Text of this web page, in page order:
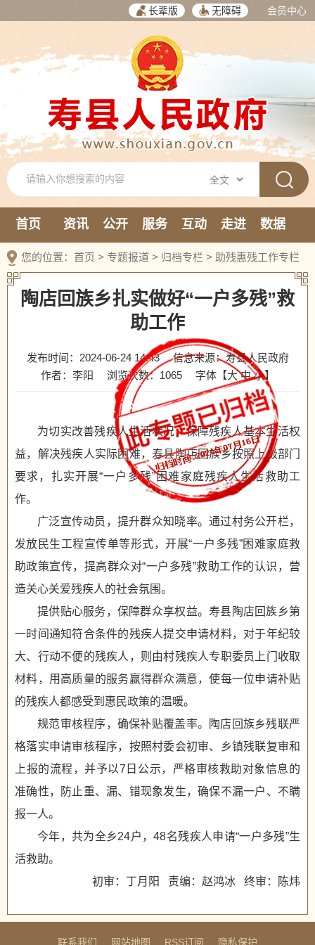
长辈版 无障碍 会员中心
首页 资讯 公开 服务 互动 走进
数据
新媒体
您的位置： 首页 > 专题报道 > 归档专栏 > 助残惠残工作专栏
陶店回族乡扎实做好“一户多残”救
助工作
发布时间：2024-06-24 14:43
信息来源：寿县人民政府
作者：李阳
浏览次数： 1065 字体【大 中 小】
为切实改善残疾人生活状况，保障残疾人基本生活权
益，解决残疾人实际困难，寿县陶店回族乡按照上级部门
要求，扎实开展“一户多残”困难家庭残疾人生活救助工
作。
广泛宣传动员，提升群众知晓率。通过村务公开栏，
发放民生工程宣传单等形式，开展“一户多残”困难家庭救
助政策宣传，提高群众对“一户多残”救助工作的认识，营
造关心关爱残疾人的社会氛围。
提供贴心服务，保障群众享权益。寿县陶店回族乡第
一时间通知符合条件的残疾人提交申请材料，对于年纪较
大、行动不便的残疾人，则由村残疾人专职委员上门收取
材料，用高质量的服务赢得群众满意，使每一位申请补贴
的残疾人都感受到惠民政策的温暖。
规范审核程序，确保补贴覆盖率。陶店回族乡残联严
格落实申请审核程序，按照村委会初审、乡镇残联复审和
上报的流程，并予以7日公示，严格审核救助对象信息的
准确性，防止重、漏、错现象发生，确保不漏一户、不瞒
报一人。
今年，共为全乡24户，48名残疾人申请“一户多残”生
活救助。
初审：丁月阳 责编：赵鸿冰 终审：陈炜
联系我们 网站地图 RSS订阅 隐私保护